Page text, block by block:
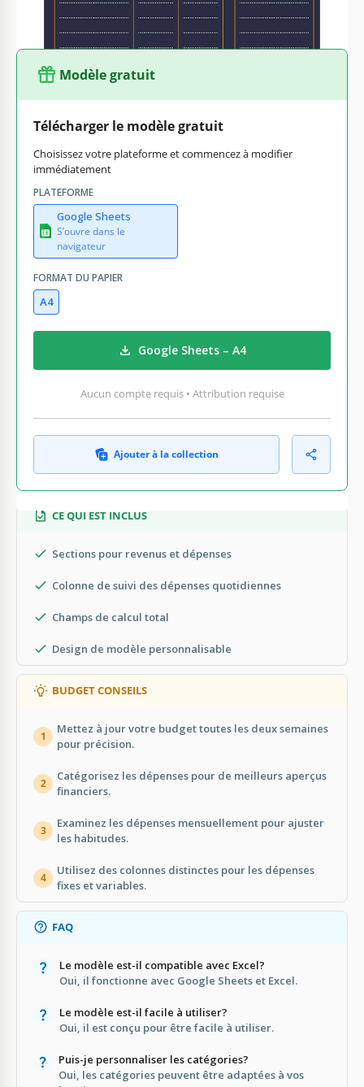
Modèle gratuit
Télécharger le modèle gratuit
Choisissez votre plateforme et commencez à modifier
immédiatement
PLATEFORME
Google Sheets
S’ouvre dans le
navigateur
FORMAT DU PAPIER
A4
Google Sheets – A4
Aucun compte requis • Attribution requise
Ajouter à la collection
CE QUI EST INCLUS
Sections pour revenus et dépenses
Colonne de suivi des dépenses quotidiennes
Champs de calcul total
Design de modèle personnalisable
BUDGET CONSEILS
1
Mettez à jour votre budget toutes les deux semaines
pour précision.
2
Catégorisez les dépenses pour de meilleurs aperçus
financiers.
3
Examinez les dépenses mensuellement pour ajuster
les habitudes.
4
Utilisez des colonnes distinctes pour les dépenses
fixes et variables.
FAQ
Le modèle est-il compatible avec Excel?
Oui, il fonctionne avec Google Sheets et Excel.
Le modèle est-il facile à utiliser?
Oui, il est conçu pour être facile à utiliser.
Puis-je personnaliser les catégories?
Oui, les catégories peuvent être adaptées à vos